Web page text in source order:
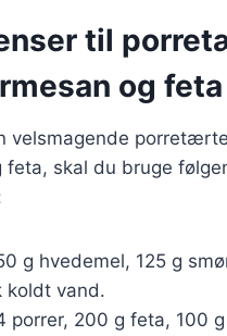
til
og feta
velsmagende
feta, skal du bruge
g hvedemel, 125 g
koldt vand.
porrer, 200 g feta, 100 g